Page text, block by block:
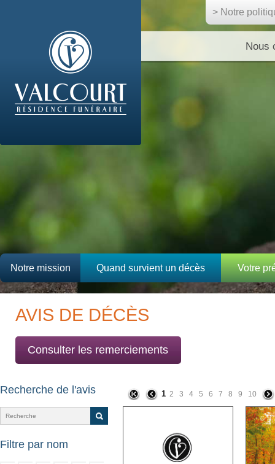
> Notre
Nous
Notre mission Quand survient un décès Votre
AVIS DE DÉCÈS
Consulter les remerciements
Recherche de l'avis
Filtre par nom
1 2 3 4 5 6 7 8 9 10